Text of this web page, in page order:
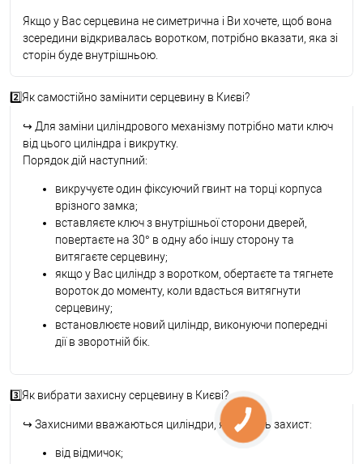
Якщо у Вас серцевина не симетрична і Ви хочете, щоб вона
зсередини відкривалась воротком, потрібно вказати, яка зі
сторін буде внутрішньою.
2️⃣Як самостійно замінити серцевину в Києві?
↪ Для заміни циліндрового механізму потрібно мати ключ
від цього циліндра і викрутку.
Порядок дій наступний:
викручуєте один фіксуючий гвинт на торці корпуса
врізного замка;
вставляєте ключ з внутрішньої сторони дверей,
повертаєте на 30° в одну або іншу сторону та
витягаєте серцевину;
якщо у Вас циліндр з воротком, обертаєте та тягнете
вороток до моменту, коли вдасться витягнути
серцевину;
встановлюєте новий циліндр, виконуючи попередні
дії в зворотній бік.
3️⃣Як вибрати захисну серцевину в Києві?
↪ Захисними вважаються циліндри, які мають захист:
від відмичок;